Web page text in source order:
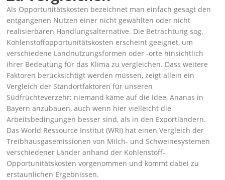
Als Opportunitätskosten bezeichnet man einfach gesagt den
entgangenen Nutzen einer nicht gewählten oder nicht
realisierbaren Handlungsalternative. Die Betrachtung sog.
Kohlenstoffopportunitätskosten erscheint geeignet, um
verschiedene Landnutzungsformen oder -orte hinsichtlich
ihrer Bedeutung für das Klima zu vergleichen. Dass weitere
Faktoren berücksichtigt werden müssen, zeigt allein ein
Vergleich der Standortfaktoren für unseren
Südfrüchteverzehr: niemand käme auf die Idee, Ananas in
Bayern anzubauen, auch wenn hier vielleicht die
Arbeitsbedingungen besser sind, als in den Exportländern.
Das World Ressource Institut (WRI) hat einenVergleich der
Treibhausgasemissionen von Milch- und Schweinesystemen
verschiedener Länder anhand der Kohlenstoff-
Opportunitätskosten vorgenommen und kommt dabei zu
erstaunlichen Ergebnissen.